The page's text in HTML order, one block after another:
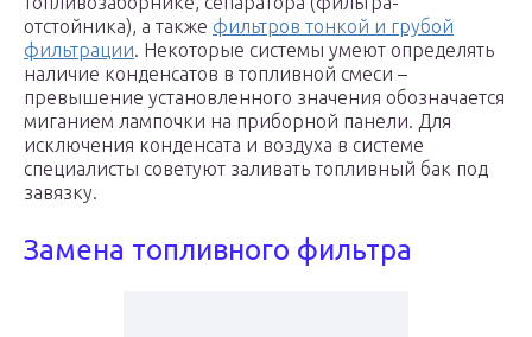
отстойника), а также фильтров тонкой и грубой
фильтрации. Некоторые системы умеют определять
наличие конденсатов в топливной смеси –
превышение установленного значения обозначается
миганием лампочки на приборной панели. Для
исключения конденсата и воздуха в системе
специалисты советуют заливать топливный бак под
завязку.
Замена топливного фильтра